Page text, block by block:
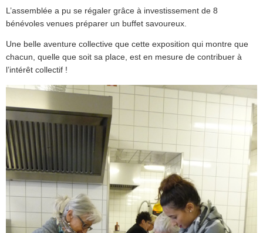
L’assemblée a pu se régaler grâce à investissement de 8
bénévoles venues préparer un buffet savoureux.
Une belle aventure collective que cette exposition qui montre que
chacun, quelle que soit sa place, est en mesure de contribuer à
l’intérêt collectif !